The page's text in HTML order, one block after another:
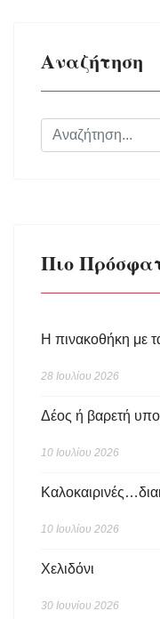
Αναζήτηση
Πιο
Η πινακοθήκη με
28 Ιουλίου 2026
Δέος ή βαρετή
10 Ιουλίου 2026
10 Ιουλίου 2026
Χελιδόνι
30 Ιουνίου 2026